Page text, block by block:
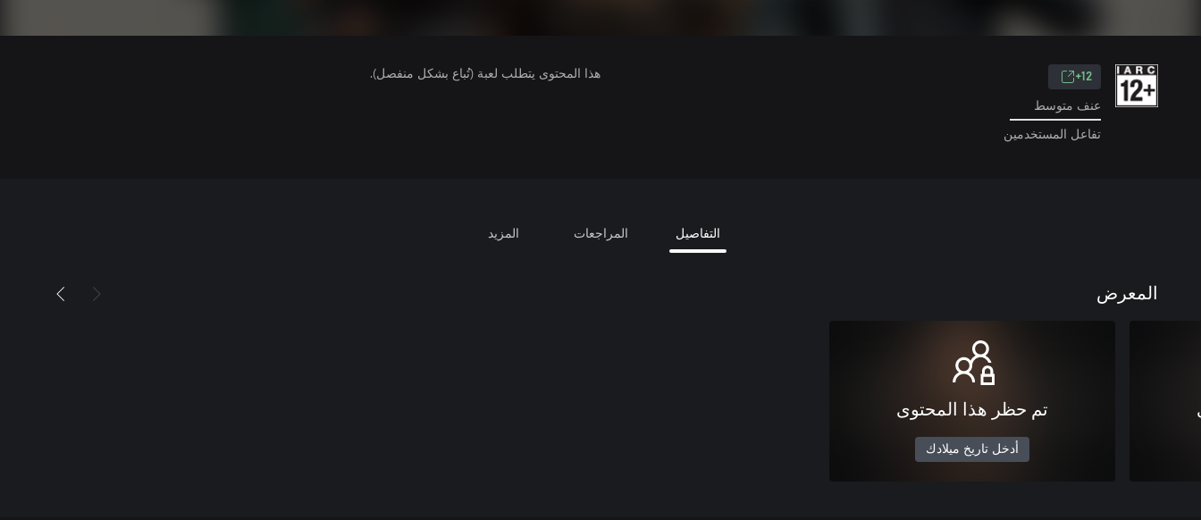
12+
عنف متوسط
تفاعل المستخدمين
هذا المحتوى يتطلب لعبة (تُباع بشكل منفصل).
التفاصيل المراجعات المزيد
المعرض
تم حظر هذا المحتوى
أدخل تاريخ ميلادك